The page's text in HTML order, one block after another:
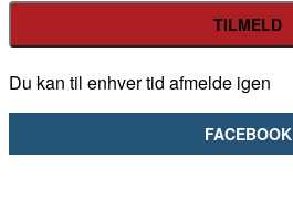
Du kan til enhver tid afmelde igen
FACEBOOK